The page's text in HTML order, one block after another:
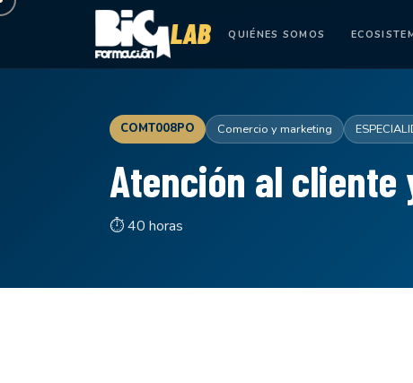
QUIÉNES SOMOS
COMT008PO Comercio y marketing
Atención al cliente
⏱ 40 horas